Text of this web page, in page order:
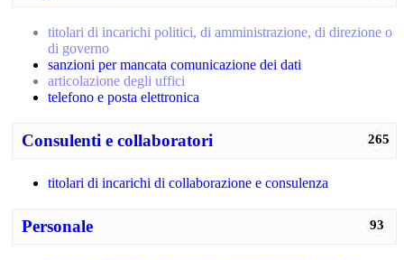
titolari di incarichi politici, di amministrazione, di direzione o
di governo
sanzioni per mancata comunicazione dei dati
articolazione degli uffici
telefono e posta elettronica
265
Consulenti e collaboratori
titolari di incarichi di collaborazione e consulenza
93
Personale